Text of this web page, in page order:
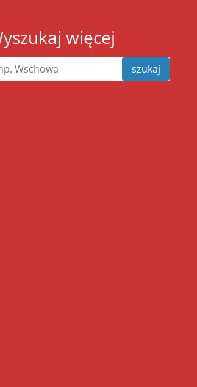
więcej
szukaj